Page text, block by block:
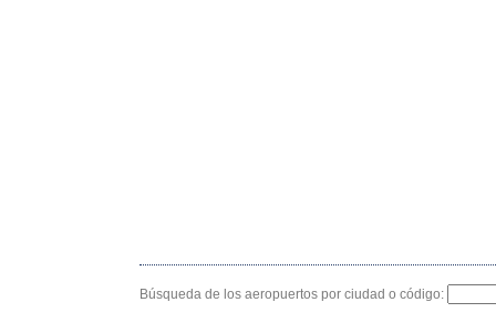
Búsqueda de los aeropuertos por ciudad o código: